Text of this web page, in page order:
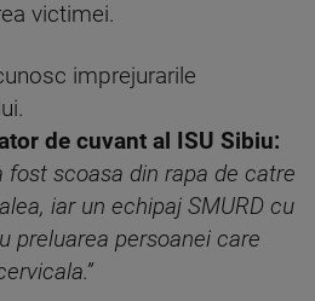
victimei.
imprejurarile
de cuvant al ISU Sibiu:
fost scoasa din rapa de catre
iar un echipaj SMURD cu
preluarea persoanei care